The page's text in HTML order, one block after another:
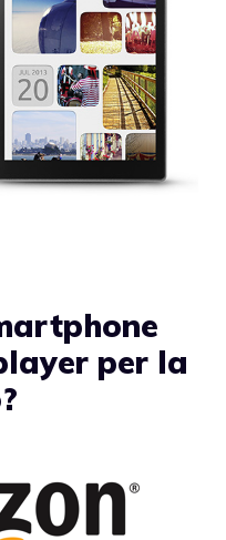
per la